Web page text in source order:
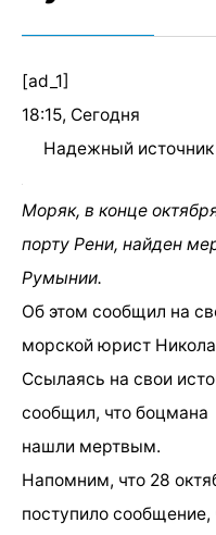
[ad_1]
18:15, Сегодня
Надежный источник
Моряк, в конце
порту Рени, найден
Румынии.
Об этом сообщил на
морской юрист
Ссылаясь на свои
сообщил, что боцмана
нашли мертвым.
Напомним, что 28
поступило сообщение,